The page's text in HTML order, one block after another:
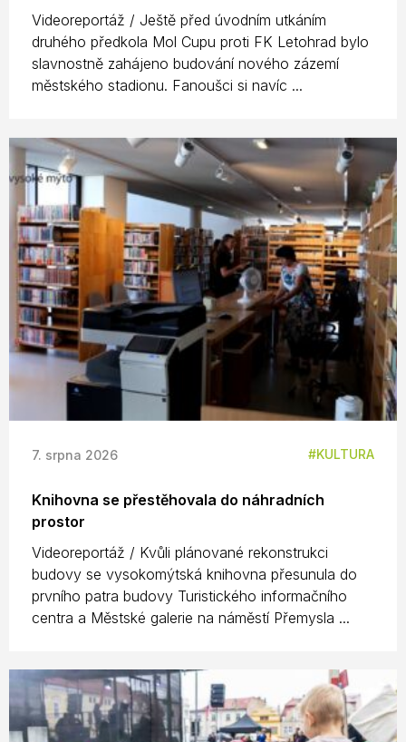
Videoreportáž / Ještě před úvodním utkáním
druhého předkola Mol Cupu proti FK Letohrad bylo
slavnostně zahájeno budování nového zázemí
městského stadionu. Fanoušci si navíc ...
7. srpna 2026 KULTURA
Knihovna se přestěhovala do náhradních
prostor
Videoreportáž / Kvůli plánované rekonstrukci
budovy se vysokomýtská knihovna přesunula do
prvního patra budovy Turistického informačního
centra a Městské galerie na náměstí Přemysla ...